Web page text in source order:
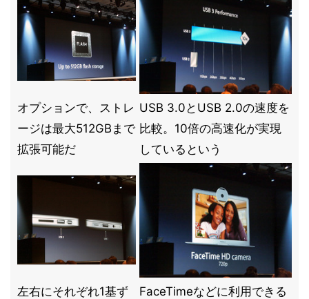
オプションで、ストレ
ージは最大512GBまで
拡張可能だ
USB 3.0とUSB 2.0の速度を
比較。10倍の高速化が実現
しているという
左右にそれぞれ1基ず
FaceTimeなどに利用できる